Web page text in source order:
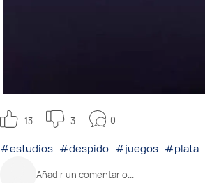
13 3 0
#estudios #despido #juegos #plata
Añadir un comentario...